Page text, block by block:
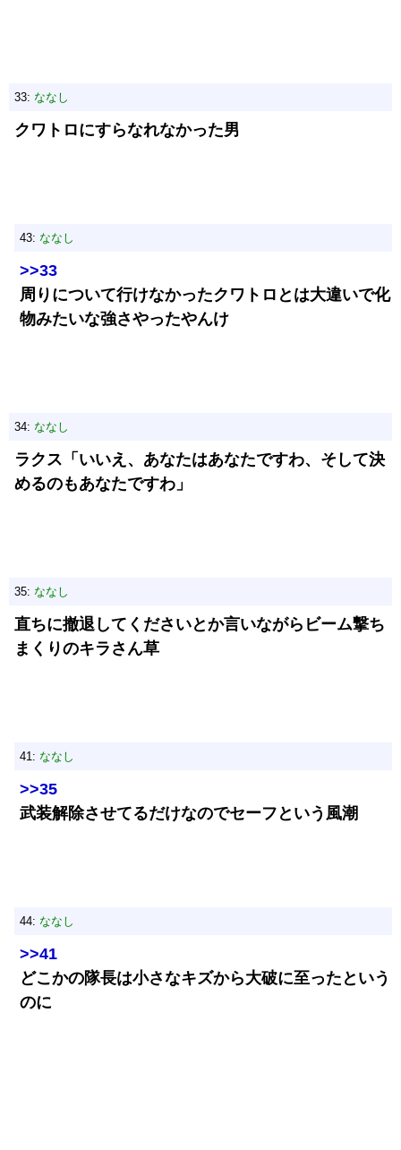
33: ななし
クワトロにすらなれなかった男
43: ななし
>>33
周りについて行けなかったクワトロとは大違いで化
物みたいな強さやったやんけ
34: ななし
ラクス「いいえ、あなたはあなたですわ、そして決
めるのもあなたですわ」
35: ななし
直ちに撤退してくださいとか言いながらビーム撃ち
まくりのキラさん草
41: ななし
>>35
武装解除させてるだけなのでセーフという風潮
44: ななし
>>41
どこかの隊長は小さなキズから大破に至ったという
のに